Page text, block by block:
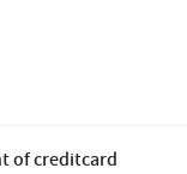
of creditcard